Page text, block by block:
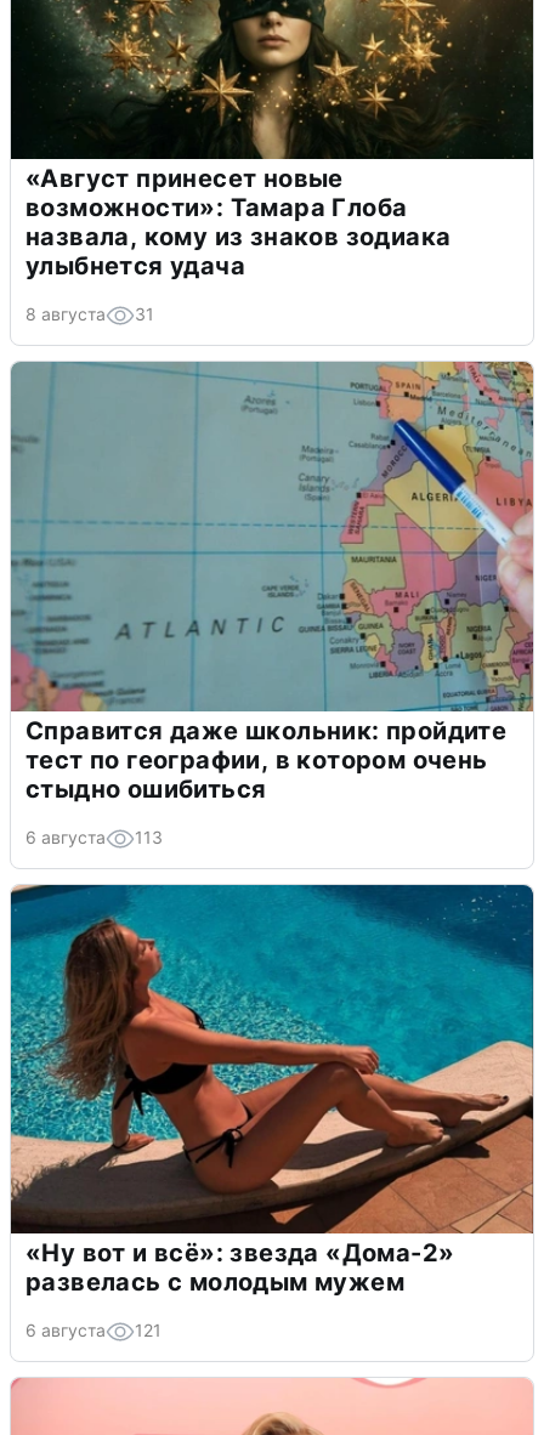
«Август принесет новые
возможности»: Тамара Глоба
назвала, кому из знаков зодиака
улыбнется удача
8 августа 31
Справится даже школьник: пройдите
тест по географии, в котором очень
стыдно ошибиться
6 августа 113
«Ну вот и всё»: звезда «Дома-2»
развелась с молодым мужем
6 августа 121